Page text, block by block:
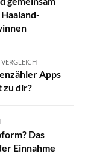
Apps
zu dir?
Das
Einnahme